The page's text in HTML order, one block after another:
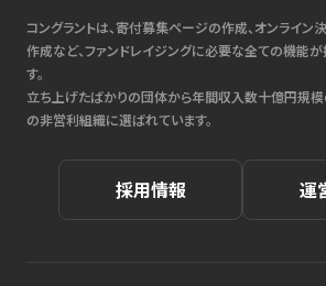
コングラントは、寄付募集ページの作成、オンライン
作成など、ファンドレイジングに必要な全ての機能
す。
立ち上げたばかりの団体から年間収入数十億円規
の非営利組織に選ばれています。
採用情報 運